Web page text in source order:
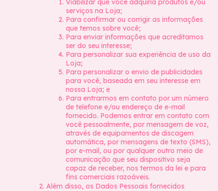
Viabilizar que você adquiria produtos e/ou
serviços na Loja;
Para confirmar ou corrigir as informações
que temos sobre você;
Para enviar informações que acreditamos
ser do seu interesse;
Para personalizar sua experiência de uso da
Loja;
Para personalizar o envio de publicidades
para você, baseada em seu interesse em
nossa Loja; e
Para entrarmos em contato por um número
de telefone e/ou endereço de e-mail
fornecido. Podemos entrar em contato com
você pessoalmente, por mensagem de voz,
através de equipamentos de discagem
automática, por mensagens de texto (SMS),
por e-mail, ou por qualquer outro meio de
comunicação que seu dispositivo seja
capaz de receber, nos termos da lei e para
fins comerciais razoáveis.
Além disso, os Dados Pessoais fornecidos